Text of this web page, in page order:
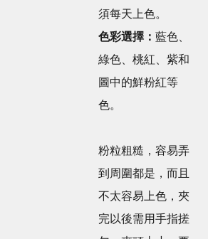
須每天上色。
色彩選擇： 藍色、
綠色、桃紅、紫和
圖中的鮮粉紅等
色。
粉粒粗糙，容易弄
到周圍都是，而且
不太容易上色，夾
完以後需用手指搓